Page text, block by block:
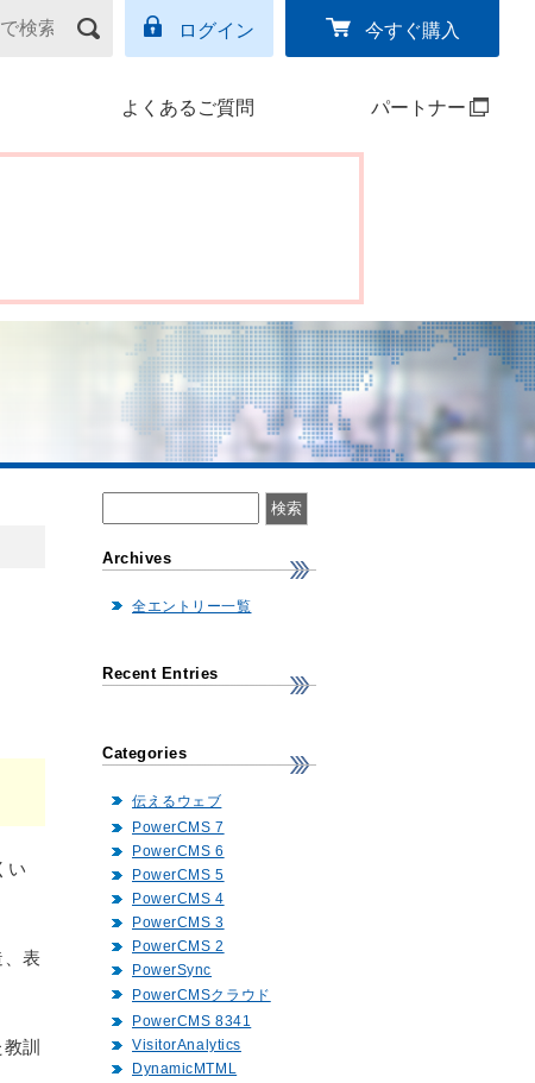
ログイン 今すぐ購入
よくあるご質問 パートナー
い
表
訓
Archives
全エントリー一覧
Recent Entries
Categories
伝えるウェブ
PowerCMS 7
PowerCMS 6
PowerCMS 5
PowerCMS 4
PowerCMS 3
PowerCMS 2
PowerSync
PowerCMSクラウド
PowerCMS 8341
VisitorAnalytics
DynamicMTML